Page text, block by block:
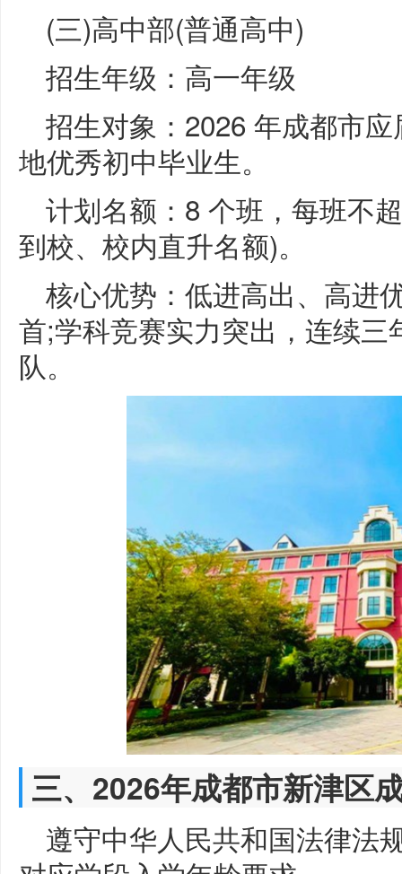
(三)高中部(普通高中)
招生年级：高一年级
招生对象：2026 年成都市
地优秀初中毕业生。
计划名额：8 个班，每班不
到校、校内直升名额)。
核心优势：低进高出、高进
首;学科竞赛实力突出，连续
队。
三、2026年成都市新津区
遵守中华人民共和国法律法